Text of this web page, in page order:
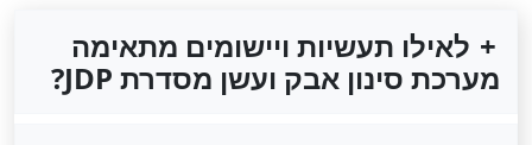
לאילו תעשיות ויישומים מתאימה
מערכת סינון אבק ועשן מסדרת JDP?